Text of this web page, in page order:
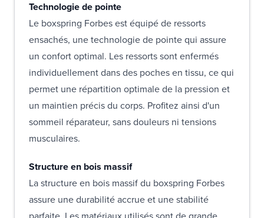
Technologie de pointe
Le boxspring Forbes est équipé de ressorts
ensachés, une technologie de pointe qui assure
un confort optimal. Les ressorts sont enfermés
individuellement dans des poches en tissu, ce qui
permet une répartition optimale de la pression et
un maintien précis du corps. Profitez ainsi d'un
sommeil réparateur, sans douleurs ni tensions
musculaires.
Structure en bois massif
La structure en bois massif du boxspring Forbes
assure une durabilité accrue et une stabilité